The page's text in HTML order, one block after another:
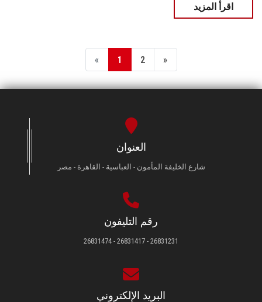
اقرأ المزيد
« 1 2 »
العنوان
شارع الخليفة المأمون - العباسية - القاهرة - مصر
رقم التليفون
26831231 - 26831417 - 26831474
البريد الإلكتروني